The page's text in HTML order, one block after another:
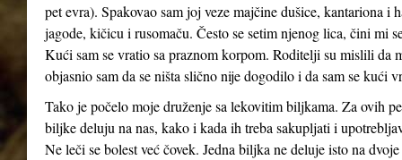
pet evra). Spakovao sam joj veze majčine dušice, kantariona
jagode, kičicu i rusomaču. Često se setim njenog lica, čini mi
Kući sam se vratio sa praznom korpom. Roditelji su mislili da
objasnio sam da se ništa slično nije dogodilo i da sam se kući
Tako je počelo moje druženje sa lekovitim biljkama. Za ovih
biljke deluju na nas, kako i kada ih treba sakupljati i
Ne leči se bolest već čovek. Jedna biljka ne deluje isto na